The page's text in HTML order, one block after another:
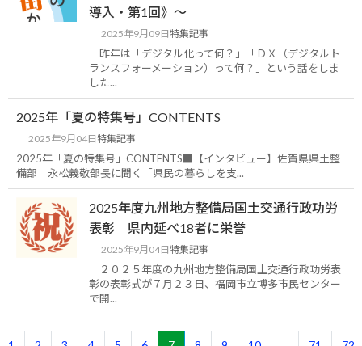
導入・第1回》～
2025年9月09日特集記事
昨年は「デジタル化って何？」「ＤＸ（デジタルト
ランスフォーメーション）って何？」という話をしま
した...
2025年「夏の特集号」CONTENTS
2025年9月04日特集記事
2025年「夏の特集号」CONTENTS■【インタビュー】佐賀県県土整
備部 永松義敬部長に聞く「県民の暮らしを支...
2025年度九州地方整備局国土交通行政功労
表彰 県内延べ18者に栄誉
2025年9月04日特集記事
２０２５年度の九州地方整備局国土交通行政功労表
彰の表彰式が７月２３日、福岡市立博多市民センター
で開...